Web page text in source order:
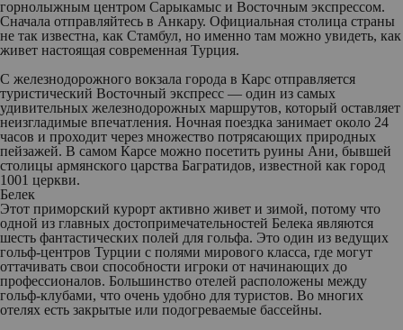
горнолыжным центром Сарыкамыс и Восточным экспрессом.
Сначала отправляйтесь в Анкару. Официальная столица страны
не так известна, как Стамбул, но именно там можно увидеть, как
живет настоящая современная Турция.
С железнодорожного вокзала города в Карс отправляется
туристический Восточный экспресс — один из самых
удивительных железнодорожных маршрутов, который оставляет
неизгладимые впечатления. Ночная поездка занимает около 24
часов и проходит через множество потрясающих природных
пейзажей. В самом Карсе можно посетить руины Ани, бывшей
столицы армянского царства Багратидов, известной как город
1001 церкви.
Белек
Этот приморский курорт активно живет и зимой, потому что
одной из главных достопримечательностей Белека являются
шесть фантастических полей для гольфа. Это один из ведущих
гольф-центров Турции с полями мирового класса, где могут
оттачивать свои способности игроки от начинающих до
профессионалов. Большинство отелей расположены между
гольф-клубами, что очень удобно для туристов. Во многих
отелях есть закрытые или подогреваемые бассейны.